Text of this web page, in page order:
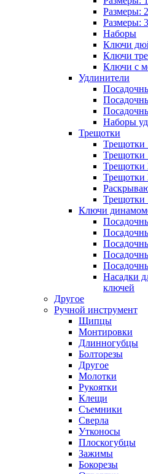
Размеры:
Размеры:
Наборы
Ключи
Ключи
Ключи с
Удлинители
Наборы
Трещотки
Трещотки
Трещотки
Трещотки
Трещотки
Трещотки
Ключи
Насадки
ключей
Другое
Ручной инструмент
Щипцы
Монтировки
Длинногубцы
Болторезы
Другое
Молотки
Рукоятки
Клещи
Съемники
Сверла
Утконосы
Плоскогубцы
Зажимы
Бокорезы